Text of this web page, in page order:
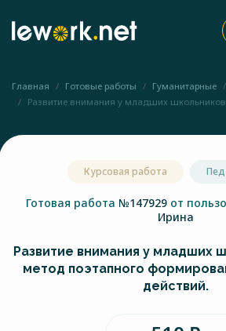
Главная Готовые работы Гуманитарные
Развитие внимания у младших школьников
Курсовая работа
Готовая работа №147929 от
Ирина
Развитие внимания у младших
метод поэтапного
действий.